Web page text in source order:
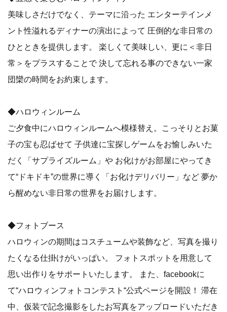
美味しさだけでなく、テーマに沿った エンターテインメ
ント性溢れるディナーの演出によって 圧倒的な非日常の
ひとときを提供します。 楽しくて美味しい、更に＜非日
常＞をプラスすることで 決して忘れる事のできない一家
団欒の時間をお約束します。
◆ハロウィンルーム
ご夕食中にハロウィンルームへ模様替え。こっそりとお菓
子の宝も忍ばせて 子供達に宝探しゲームをお愉しみいた
だく「サプライズルーム」や お化けがお部屋にやってき
て“ドキドキ”の世界に導く「お化けデリバリー」など 夢か
ら醒めない非日常の世界をお届けします。
◆フォトブース
ハロウィンの期間はコスチュームや装飾など、写真を撮り
たくなる仕掛けがいっぱい。 フォトスポットを用意して
思い出作りをサポートいたします。 また、facebookに
て“ハロウィンフォトコンテスト“公式ページを開設！ 滞在
中、仮装で記念撮影をしたお写真をアップロードいただき